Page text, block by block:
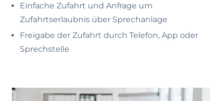
Einfache Zufahrt und Anfrage um
Zufahrtserlaubnis über Sprechanlage
Freigabe der Zufahrt durch Telefon, App oder
Sprechstelle